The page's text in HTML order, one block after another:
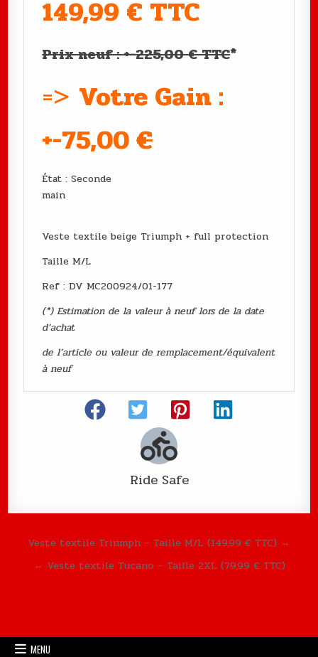
149,99 € TTC
Prix neuf : +-225,00 € TTC*
=> Votre Gain :
+-75,00€
État : Seconde
main
Veste textile beige Triumph + full protection
Taille M/L
Ref : DV MC200924/01-177
(*) Estimation de la valeur à neuf lors de la date
d’achat
de l’article ou valeur de remplacement/équivalent
à neuf
Ride Safe
Navigation de l’article
Veste textile Triumph – Taille M/L (149,99 € TTC) →
← Veste textile Tucano – Taille 2XL (79,99 € TTC)
MENU